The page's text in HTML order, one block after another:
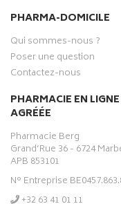
PHARMA-DOMICILE
Qui sommes-nous ?
Poser une question
Contactez-nous
PHARMACIE EN LIGNE
AGRÉÉE
Pharmacie Berg
Grand’Rue 36 - 6724
APB 853101
N° Entreprise